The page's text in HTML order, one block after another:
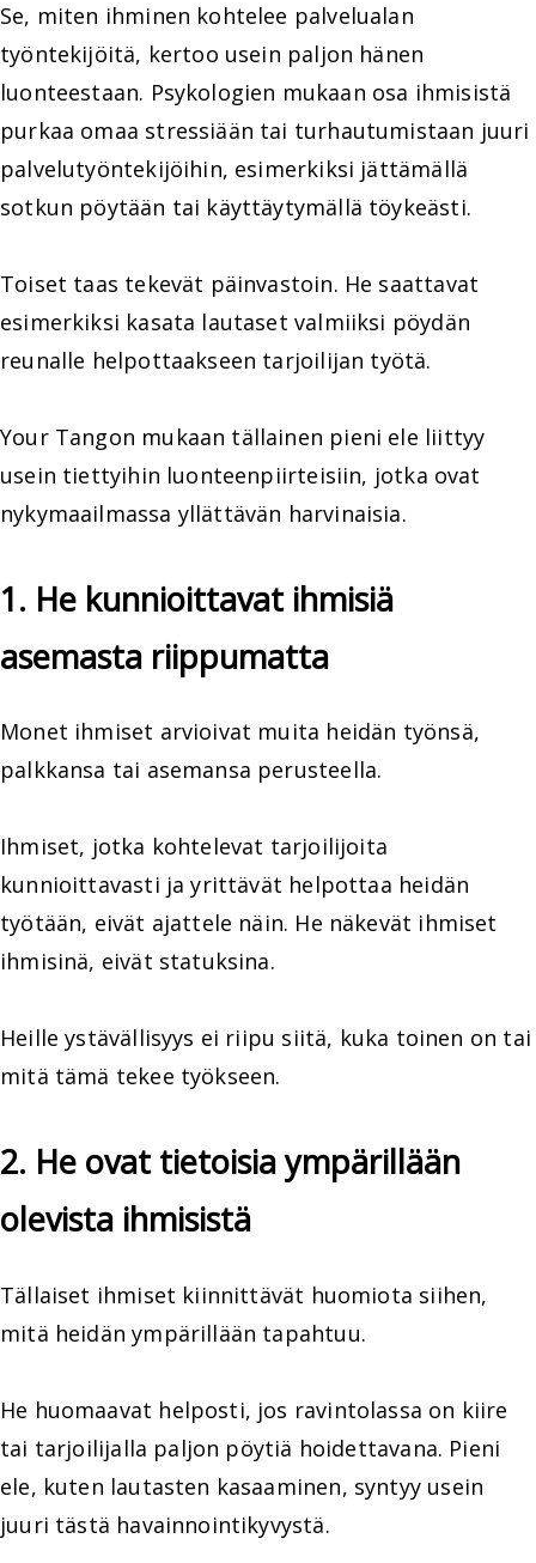
Se, miten ihminen kohtelee palvelualan
työntekijöitä, kertoo usein paljon hänen
luonteestaan. Psykologien mukaan osa ihmisistä
purkaa omaa stressiään tai turhautumistaan juuri
palvelutyöntekijöihin, esimerkiksi jättämällä
sotkun pöytään tai käyttäytymällä töykeästi.
Toiset taas tekevät päinvastoin. He saattavat
esimerkiksi kasata lautaset valmiiksi pöydän
reunalle helpottaakseen tarjoilijan työtä.
Your Tangon mukaan tällainen pieni ele liittyy
usein tiettyihin luonteenpiirteisiin, jotka ovat
nykymaailmassa yllättävän harvinaisia.
1. He kunnioittavat ihmisiä
asemasta riippumatta
Monet ihmiset arvioivat muita heidän työnsä,
palkkansa tai asemansa perusteella.
Ihmiset, jotka kohtelevat tarjoilijoita
kunnioittavasti ja yrittävät helpottaa heidän
työtään, eivät ajattele näin. He näkevät ihmiset
ihmisinä, eivät statuksina.
Heille ystävällisyys ei riipu siitä, kuka toinen on tai
mitä tämä tekee työkseen.
2. He ovat tietoisia ympärillään
olevista ihmisistä
Tällaiset ihmiset kiinnittävät huomiota siihen,
mitä heidän ympärillään tapahtuu.
He huomaavat helposti, jos ravintolassa on kiire
tai tarjoilijalla paljon pöytiä hoidettavana. Pieni
ele, kuten lautasten kasaaminen, syntyy usein
juuri tästä havainnointikyvystä.